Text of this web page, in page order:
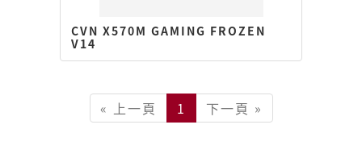
CVN X570M GAMING FROZEN
V14
« 上一頁 1 下一頁 »